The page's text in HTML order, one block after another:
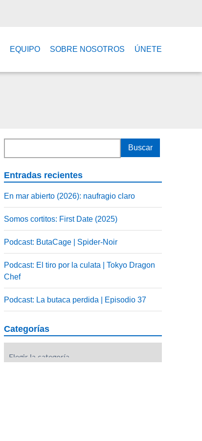
EQUIPO SOBRE NOSOTROS ÚNETE
Entradas recientes
En mar abierto (2026): naufragio claro
Somos cortitos: First Date (2025)
Podcast: ButaCage | Spider-Noir
Podcast: El tiro por la culata | Tokyo Dragon
Chef
Podcast: La butaca perdida | Episodio 37
Categorías